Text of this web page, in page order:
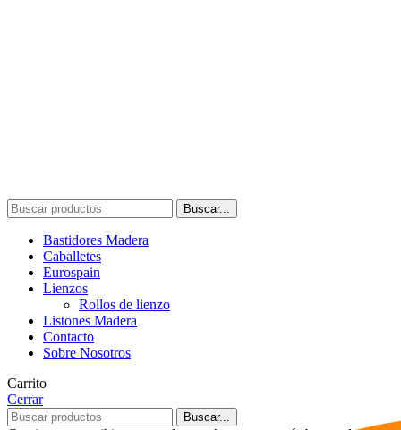
Buscar...
Bastidores Madera
Caballetes
Eurospain
Lienzos
Rollos de lienzo
Listones Madera
Contacto
Sobre Nosotros
Carrito
Cerrar
Buscar...